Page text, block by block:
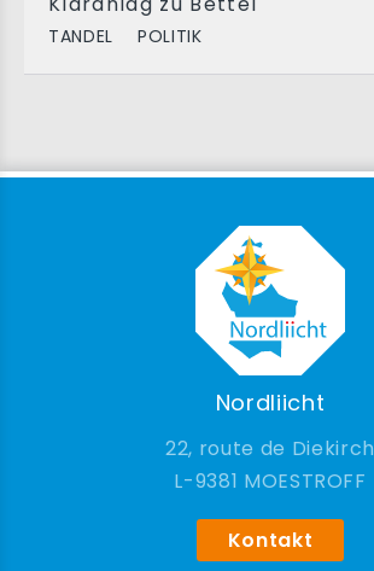
TANDEL POLITIK
Nordliicht
22, route de Diekirch
9381 MOESTROFF
Kontakt